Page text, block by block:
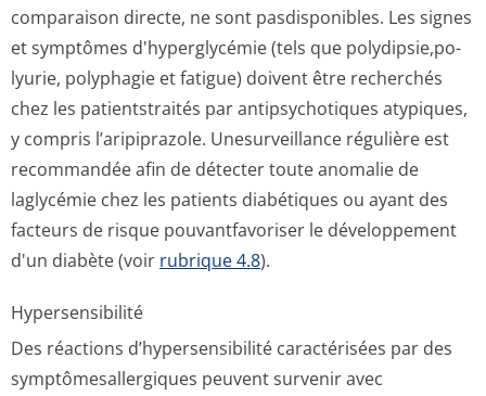
comparaison directe, ne sont pasdisponibles. Les signes
et symptômes d'hyperglycémie (tels que polydipsie,po­
lyurie, polyphagie et fatigue) doivent être recherchés
chez les patientstraités par antipsychotiques atypiques,
y compris l’aripiprazole. Unesurveillance régulière est
recommandée afin de détecter toute anomalie de
laglycémie chez les patients diabétiques ou ayant des
facteurs de risque pouvantfavoriser le développement
d'un diabète (voir rubrique 4.8).
Hypersensibilité
Des réactions d’hypersensibilité caractérisées par des
symptômesaller­giques peuvent survenir avec